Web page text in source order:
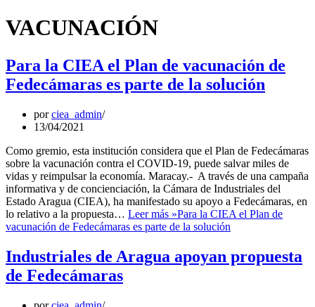
VACUNACIÓN
Para la CIEA el Plan de vacunación de
Fedecámaras es parte de la solución
porciea_admin
13/04/2021
Como gremio, esta institución considera que el Plan de Fedecámaras
sobre la vacunación contra el COVID-19, puede salvar miles de
vidas y reimpulsar la economía. Maracay.- A través de una campaña
informativa y de concienciación, la Cámara de Industriales del
Estado Aragua (CIEA), ha manifestado su apoyo a Fedecámaras, en
lo relativo a la propuesta… Leer más »Para la CIEA el Plan de
vacunación de Fedecámaras es parte de la solución
Industriales de Aragua apoyan propuesta
de Fedecámaras